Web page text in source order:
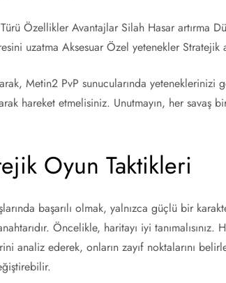
Özellikler Avantajlar Silah Hasar artırma
uzatma Aksesuar Özel yetenekler Stratejik
Metin2 PvP sunucularında
hareket etmelisiniz. Unutmayın, her savaş
Oyun Taktikleri
başarılı olmak, yalnızca güçlü bir
Öncelikle, haritayı iyi
analiz ederek, onların zayıf noktalarını